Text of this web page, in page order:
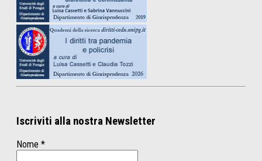
Iscriviti alla nostra Newsletter
Nome *